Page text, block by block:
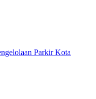
Parkir Kota